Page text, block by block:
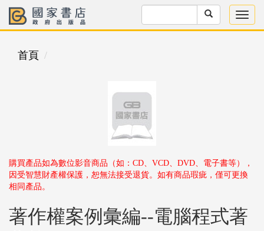
首頁
購買產品如為數位影音商品（如：CD、VCD、DVD、電子書等），
因受智慧財產權保護，恕無法接受退貨。如有商品瑕疵，僅可更換
相同產品。
著作權案例彙編--電腦程式著